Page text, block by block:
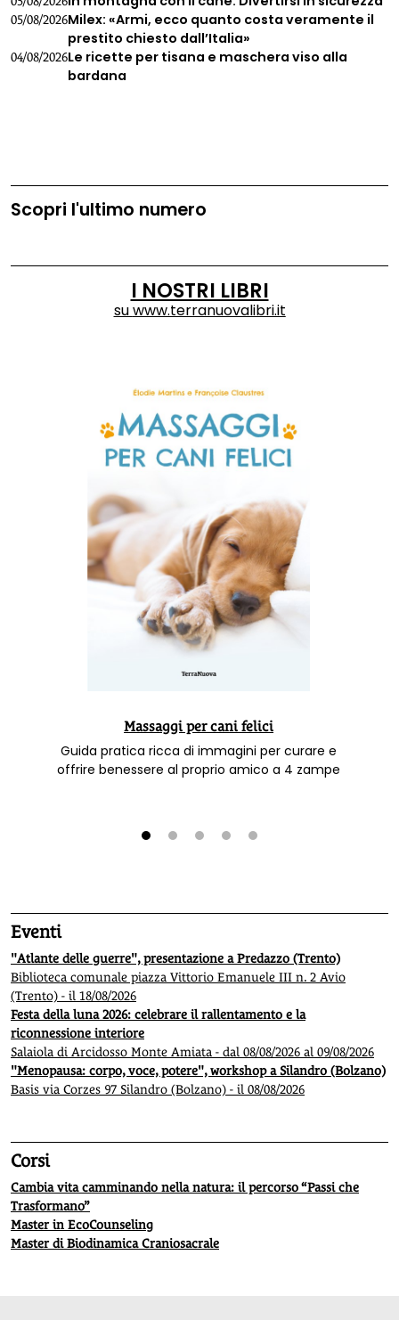
05/08/2026Milex: «Armi, ecco quanto costa veramente il
prestito chiesto dall’Italia»
04/08/2026Le ricette per tisana e maschera viso alla
bardana
Scopri l'ultimo numero
I NOSTRI LIBRI
suwww.terranuovalibri.it
Massaggi per cani felici
Guida pratica ricca di immagini per curare e
offrire benessere al proprio amico a 4 zampe
Eventi
"Atlante delle guerre", presentazione a Predazzo (Trento)
Biblioteca comunale piazza Vittorio Emanuele III n. 2 Avio
(Trento) - il 18/08/2026
Festa della luna 2026: celebrare il rallentamento e la
riconnessione interiore
Salaiola di Arcidosso Monte Amiata - dal 08/08/2026 al 09/08/2026
"Menopausa: corpo, voce, potere", workshop a Silandro (Bolzano)
Basis via Corzes 97 Silandro (Bolzano) - il 08/08/2026
Corsi
Cambia vita camminando nella natura: il percorso “Passi che
Trasformano”
Master in EcoCounseling
Master di Biodinamica Craniosacrale